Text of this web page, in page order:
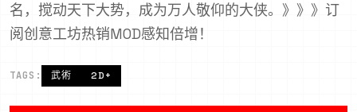
名，搅动天下大势，成为万人敬仰的大侠。》》》订
阅创意工坊热销MOD感知倍增！
TAGS: 武術 2D+